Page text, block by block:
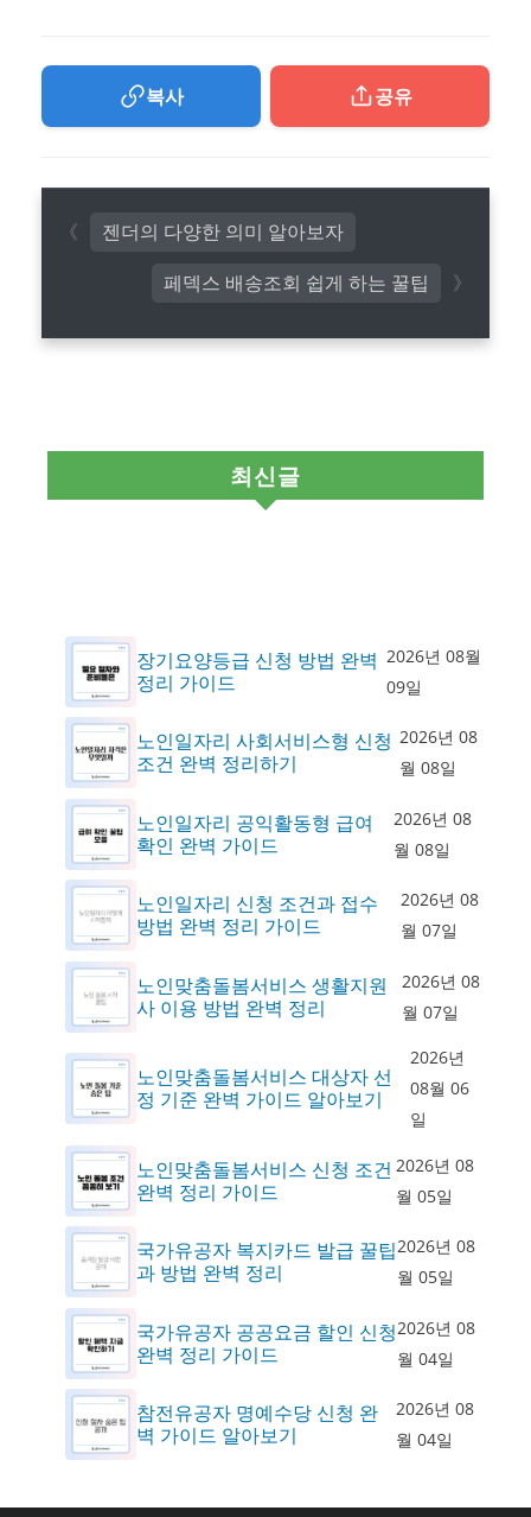
복사 공유
페덱스 배송조회 쉽게 하는 꿀팁
젠더의 다양한 의미 알아보자
최신글
장기요양등급 신청 방법 완벽
정리 가이드
2026년 08월
09일
노인일자리 사회서비스형 신청
조건 완벽 정리하기
2026년 08
월 08일
노인일자리 공익활동형 급여
확인 완벽 가이드
2026년 08
월 08일
노인일자리 신청 조건과 접수
방법 완벽 정리 가이드
2026년 08
월 07일
노인맞춤돌봄서비스 생활지원
사 이용 방법 완벽 정리
2026년 08
월 07일
노인맞춤돌봄서비스 대상자 선
정 기준 완벽 가이드 알아보기
2026년
08월 06
일
노인맞춤돌봄서비스 신청 조건
완벽 정리 가이드
2026년 08
월 05일
국가유공자 복지카드 발급 꿀팁
과 방법 완벽 정리
2026년 08
월 05일
국가유공자 공공요금 할인 신청
완벽 정리 가이드
2026년 08
월 04일
참전유공자 명예수당 신청 완
벽 가이드 알아보기
2026년 08
월 04일